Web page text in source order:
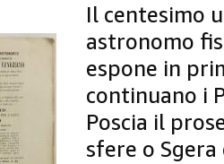
Il centesimo
astronomo
espone in
continuano i
Poscia il
sfere o